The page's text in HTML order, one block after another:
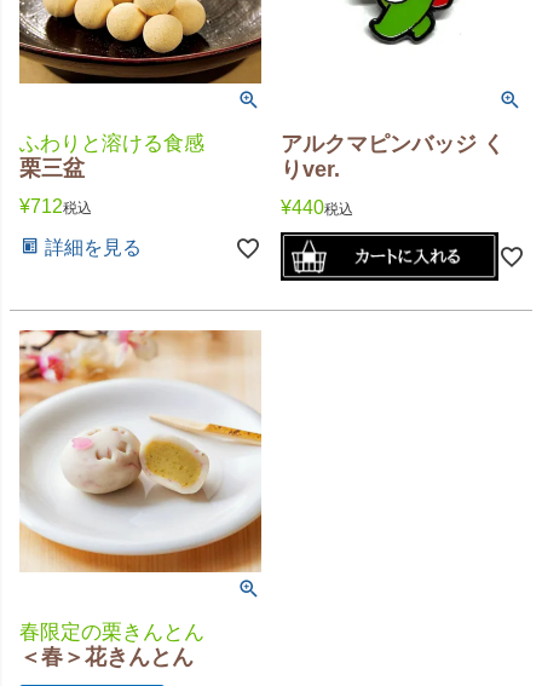
ふわりと溶ける食感
栗三盆
¥712税込
詳細を見る
アルクマピンバッジ く
りver.
¥440税込
春限定の栗きんとん
＜春＞花きんとん